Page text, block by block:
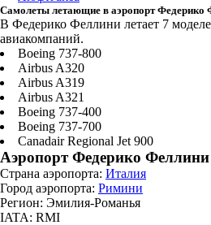
Самолеты летающие в аэропорт Федерико
В Федерико Феллини летает 7
авиакомпаний.
Boeing 737-800
Airbus A320
Airbus A319
Airbus A321
Boeing 737-400
Boeing 737-700
Canadair Regional Jet 900
Аэропорт Федерико Феллини
Страна аэропорта: Италия
Город аэропорта: Римини
Регион: Эмилия-Романья
IATA: RMI